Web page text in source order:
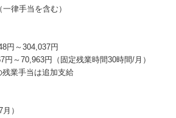
律手当を含む）
円～304,037円
円～70,963円（固定残業時間30時間/月）
業手当は追加支給
）